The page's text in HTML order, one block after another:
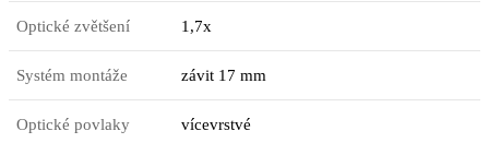
Optické zvětšení 1,7x
Systém montáže závit 17 mm
Optické povlaky vícevrstvé